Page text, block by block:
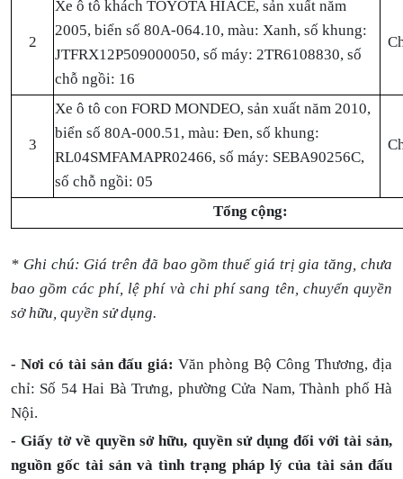
2
Xe ô tô khách TOYOTA HIACE, sản xuất năm
2005, biển số 80A-064.10, màu: Xanh, số khung:
JTFRX12P509000050, số máy: 2TR6108830, số
chỗ ngồi: 16
3
Xe ô tô con FORD MONDEO, sản xuất năm 2010,
biển số 80A-000.51, màu: Đen, số khung:
RL04SMFAMAPR02466, số máy: SEBA90256C,
số chỗ ngồi: 05
Tổng cộng:
* Ghi chú: Giá trên đã bao gồm thuế giá trị gia tăng, chưa
bao gồm các phí, lệ phí và chi phí sang tên, chuyển quyền
sở hữu, quyền sử dụng.
- Nơi có tài sản đấu giá: Văn phòng Bộ Công Thương, địa
chỉ: Số 54 Hai Bà Trưng, phường Cửa Nam, Thành phố Hà
Nội.
- Giấy tờ về quyền sở hữu, quyền sử dụng đối với tài sản,
nguồn gốc tài sản và tình trạng pháp lý của tài sản đấu